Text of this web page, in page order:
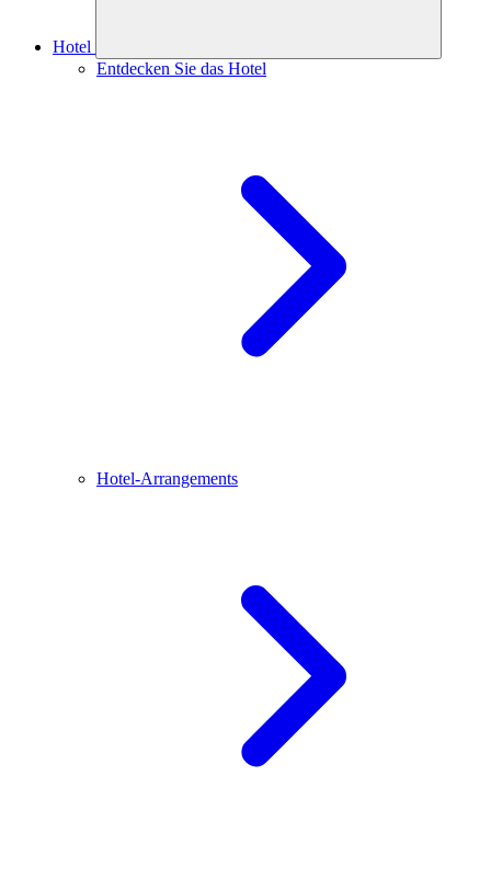
Hotel
Entdecken Sie das Hotel
Hotel-Arrangements